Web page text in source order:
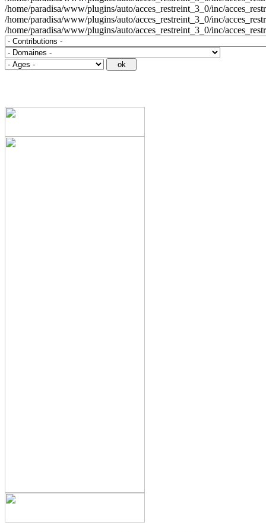
/home/paradisa/www/plugins/auto/acces_restreint_3_0/inc/
/home/paradisa/www/plugins/auto/acces_restreint_3_0/inc/
/home/paradisa/www/plugins/auto/acces_restreint_3_0/inc/